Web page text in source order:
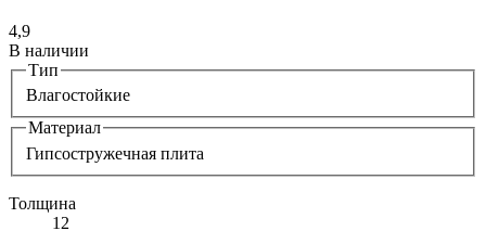
4,9
В наличии
Тип
Влагостойкие
Материал
Гипсостружечная плита
Толщина
12